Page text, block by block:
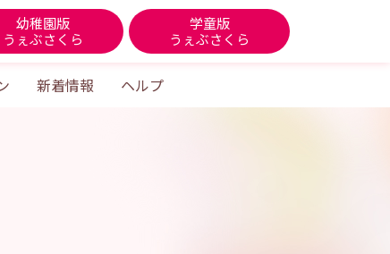
幼稚園版
うぇぶさくら
学童版
うぇぶさくら
新着情報 ヘルプ